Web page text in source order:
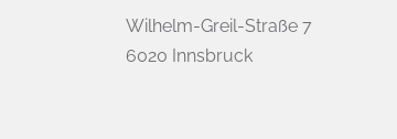
Wilhelm-Greil-Straße 7
6020 Innsbruck